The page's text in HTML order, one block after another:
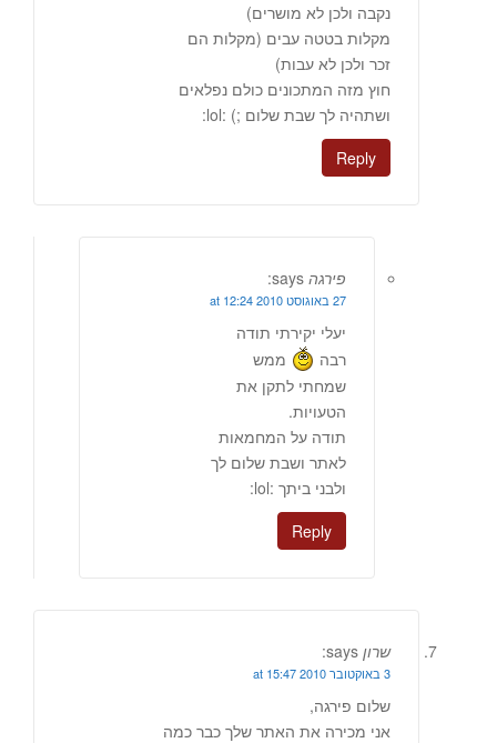
נקבה ולכן לא מושרים)
מקלות בטטה עבים (מקלות הם
זכר ולכן לא עבות)
חוץ מזה המתכונים כולם נפלאים
ושתהיה לך שבת שלום ;) :lol:
Reply
פירגה says:
27 באוגוסט 2010 at 12:24
יעלי יקירתי תודה
רבה
ממש
שמחתי לתקן את
הטעויות.
תודה על המחמאות
לאתר ושבת שלום לך
ולבני ביתך :lol:
Reply
שרון says:
3 באוקטובר 2010 at 15:47
שלום פירגה,
אני מכירה את האתר שלך כבר כמה